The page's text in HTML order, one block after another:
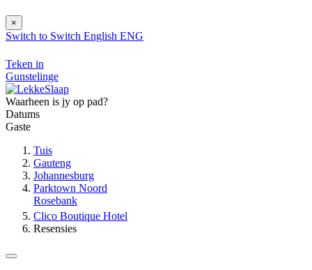
×
Switch to Switch English ENG
Teken in
Gunstelinge
Waarheen is jy op pad?
Datums
Gaste
Tuis
Gauteng
Johannesburg
Parktown Noord
Rosebank
Clico Boutique Hotel
Resensies